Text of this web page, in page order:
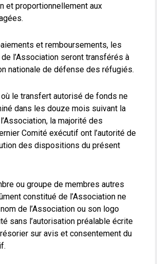
et proportionnellement aux
et remboursements, les
l’Association seront transférés à
nationale de défense des réfugiés.
le transfert autorisé de fonds ne
dans les douze mois suivant la
la majorité des
Comité exécutif ont l’autorité de
des dispositions du présent
ou groupe de membres autres
constitué de l’Association ne
de l’Association ou son logo
sans l’autorisation préalable écrite
sur avis et consentement du